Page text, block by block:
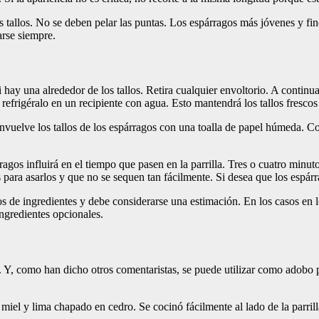
No se deben pelar las puntas. Los espárragos más jóvenes y
siempre.
una alrededor de los tallos. Retira cualquier envoltorio. A
en un recipiente con agua. Esto mantendrá los tallos
los tallos de los espárragos con una toalla de papel húmeda.
influirá en el tiempo que pasen en la parrilla. Tres o cuatro
asarlos y que no se sequen tan fácilmente. Si desea que los
ingredientes y debe considerarse una estimación. En los casos en
opcionales.
como han dicho otros comentaristas, se puede utilizar como
y lima chapado en cedro. Se cocinó fácilmente al lado de la